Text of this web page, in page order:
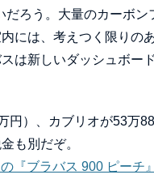
ろう。大量のカーボ
には、考えつく限りの
は新しいダッシュボー
）、カブリオが53万
も別だぞ。
『ブラバス 900 ピー